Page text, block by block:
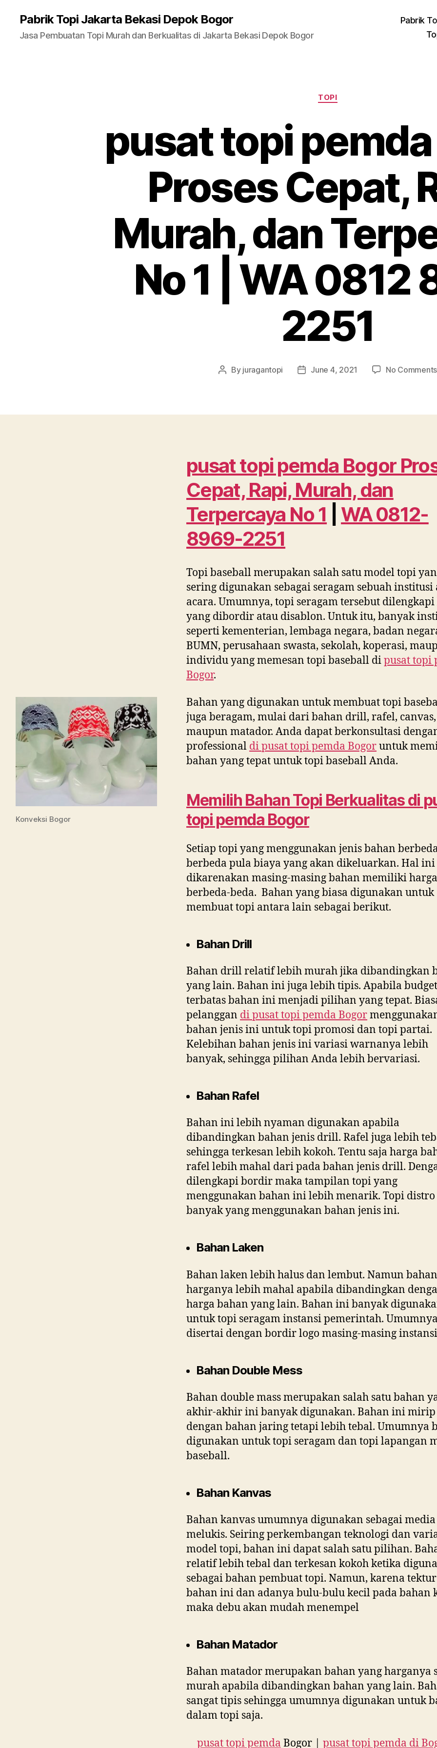
Pabrik Topi Jakarta Bekasi Depok Bogor
Jasa Pembuatan Topi Murah dan Berkualitas di Jakarta Bekasi Depok Bogor
Pabrik
Categories
TOPI
pusat topi
Proses Cepat,
Murah, dan
No 1 | WA 0812
2251
Post
By juragantopi
PostJune 4, 2021 No Comments
pusat topi pemda Bogor
Cepat, Rapi, Murah, dan
Terpercaya No 1
WA 0812-
8969-2251
Topi baseball merupakan salah satu model topi
sering digunakan sebagai seragam sebuah institusi
acara. Umumnya, topi seragam tersebut dilengkapi
yang dibordir atau disablon. Untuk itu, banyak
seperti kementerian, lembaga negara, badan
BUMN, perusahaan swasta, sekolah, koperasi,
individu yang memesan topi baseball dipusat topi
Bogor.
Konveksi Bogor
Bahan yang digunakan untuk membuat topi
juga beragam, mulai dari bahan drill, rafel, canvas,
maupun matador. Anda dapat berkonsultasi
professional dipusat topi pemda Bogoruntuk
bahan yang tepat untuk topi baseball Anda.
Memilih Bahan Topi Berkualitas di
topi pemda Bogor
Setiap topi yang menggunakan jenis bahan
berbeda pula biaya yang akan dikeluarkan. Hal ini
dikarenakan masing-masing bahan memiliki
berbeda-beda. Bahan yang biasa digunakan untuk
membuat topi antara lain sebagai berikut.
Bahan Drill
Bahan drill relatif lebih murah jika dibandingkan
yang lain. Bahan ini juga lebih tipis. Apabila budget
terbatas bahan ini menjadi pilihan yang tepat.
pelanggan dipusat topi pemda Bogor
bahan jenis ini untuk topi promosi dan topi partai.
Kelebihan bahan jenis ini variasi warnanya lebih
banyak, sehingga pilihan Anda lebih bervariasi.
Bahan Rafel
Bahan ini lebih nyaman digunakan apabila
dibandingkan bahan jenis drill. Rafel juga lebih
sehingga terkesan lebih kokoh. Tentu saja harga
rafel lebih mahal dari pada bahan jenis drill.
dilengkapi bordir maka tampilan topi yang
menggunakan bahan ini lebih menarik. Topi distro
banyak yang menggunakan bahan jenis ini.
Bahan Laken
Bahan laken lebih halus dan lembut. Namun
harganya lebih mahal apabila dibandingkan
harga bahan yang lain. Bahan ini banyak
untuk topi seragam instansi pemerintah. Umumnya
disertai dengan bordir logo masing-masing
Bahan Double Mess
Bahan double mass merupakan salah satu bahan
akhir-akhir ini banyak digunakan. Bahan ini mirip
dengan bahan jaring tetapi lebih tebal. Umumnya
digunakan untuk topi seragam dan topi lapangan
baseball.
Bahan Kanvas
Bahan kanvas umumnya digunakan sebagai media
melukis. Seiring perkembangan teknologi dan
model topi, bahan ini dapat salah satu pilihan.
relatif lebih tebal dan terkesan kokoh ketika
sebagai bahan pembuat topi. Namun, karena tektur
bahan ini dan adanya bulu-bulu kecil pada bahan
maka debu akan mudah menempel
Bahan Matador
Bahan matador merupakan bahan yang harganya
murah apabila dibandingkan bahan yang lain.
sangat tipis sehingga umumnya digunakan untuk
dalam topi saja.
pusat topi pemda Bogor | pusat topi pemda di